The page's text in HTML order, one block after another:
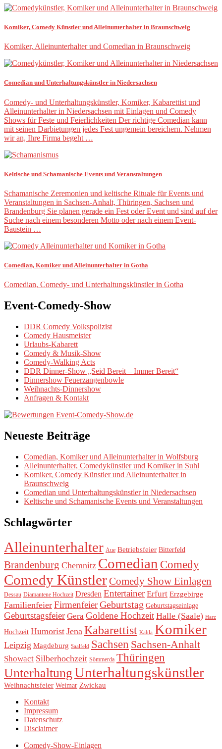
Komiker, Comedy Künstler und Alleinunterhalter in Braunschweig
Komiker, Alleinunterhalter und Comedian in Braunschweig
Comedian und Unterhaltungskünstler in Niedersachsen
Comedy- und Unterhaltungskünstler, Komiker, Kabarettist und
Alleinunterhalter in Niedersachsen mit Einlagen und Comedy
Shows für Feste und Feierlichkeiten Der richtige Comedian kann
mit seinen Darbietungen jedes Fest ungemein bereichern. Nehmen
wir an, Ihre Firma begeht …
Keltische und Schamanische Events und Veranstaltungen
Schamanische Zeremonien und keltische Rituale für Events und
Veranstaltungen in Sachsen-Anhalt, Thüringen, Sachsen und
Brandenburg Sie planen gerade ein Fest oder Event und sind auf der
Suche nach einem besonderen Motto oder nach einem Event-
Baustein …
Comedian, Komiker und Alleinunterhalter in Gotha
Comedian, Comedy- und Unterhaltungskünstler in Gotha
Event-Comedy-Show
DDR Comedy Volkspolizist
Comedy Hausmeister
Urlaubs-Kabarett
Comedy & Musik-Show
Comedy-Walking Acts
DDR Dinner-Show „Seid Bereit – Immer Bereit“
Dinnershow Feuerzangenbowle
Weihnachts-Dinnershow
Anfragen & Kontakt
Neueste Beiträge
Comedian, Komiker und Alleinunterhalter in Wolfsburg
Alleinunterhalter, Comedykünstler und Komiker in Suhl
Komiker, Comedy Künstler und Alleinunterhalter in
Braunschweig
Comedian und Unterhaltungskünstler in Niedersachsen
Keltische und Schamanische Events und Veranstaltungen
Schlagwörter
Alleinunterhalter Aue Betriebsfeier Bitterfeld
Brandenburg Chemnitz Comedian Comedy
Comedy Künstler Comedy Show Einlagen
Dessau Diamantene Hochzeit Dresden Entertainer Erfurt Erzgebirge
Familienfeier FirmenfeierGeburtstag Geburtstagseinlage
Geburtstagsfeier Gera Goldene Hochzeit Halle (Saale) Harz
Hochzeit Humorist Jena Kabarettist Kahla Komiker
Leipzig Magdeburg Saalfeld Sachsen Sachsen-Anhalt
Showact Silberhochzeit Sömmerda Thüringen
UnterhaltungUnterhaltungskünstler
Weihnachtsfeier Weimar Zwickau
Kontakt
Impressum
Datenschutz
Disclaimer
Comedy-Show-Einlagen